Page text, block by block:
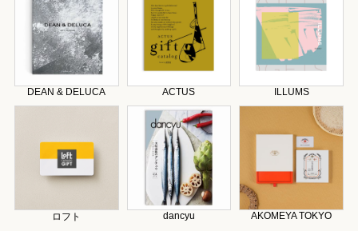
DEAN & DELUCA ACTUS ILLUMS
ロフト dancyu AKOMEYA TOKYO